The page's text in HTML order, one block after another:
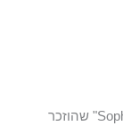
זהו האח הצעיר והמודרני יותר של "Sophie’s Hostel" שהוזכר